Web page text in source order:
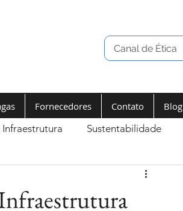
Canal de Ética
Infraestrutura Sustentabilidade
Fornecedores Contato Blog